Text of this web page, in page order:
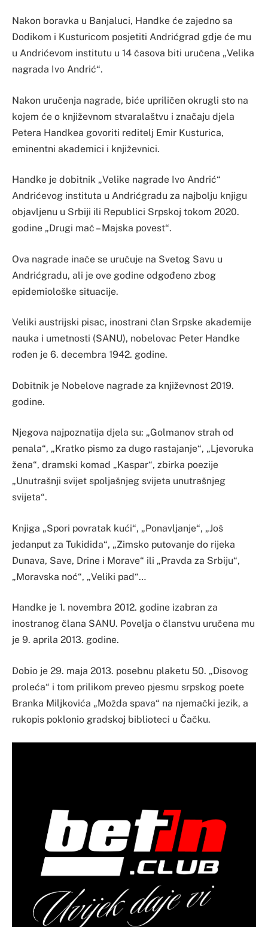
Nakon boravka u Banjaluci, Handke će zajedno sa
Dodikom i Kusturicom posjetiti Andrićgrad gdje će mu
u Andrićevom institutu u 14 časova biti uručena „Velika
nagrada Ivo Andrić“.
Nakon uručenja nagrade, biće upriličen okrugli sto na
kojem će o književnom stvaralaštvu i značaju djela
Petera Handkea govoriti reditelj Emir Kusturica,
eminentni akademici i književnici.
Handke je dobitnik „Velike nagrade Ivo Andrić“
Andrićevog instituta u Andrićgradu za najbolju knjigu
objavljenu u Srbiji ili Republici Srpskoj tokom 2020.
godine „Drugi mač – Majska povest“.
Ova nagrade inače se uručuje na Svetog Savu u
Andrićgradu, ali je ove godine odgođeno zbog
epidemiološke situacije.
Veliki austrijski pisac, inostrani član Srpske akademije
nauka i umetnosti (SANU), nobelovac Peter Handke
rođen je 6. decembra 1942. godine.
Dobitnik je Nobelove nagrade za književnost 2019.
godine.
Njegova najpoznatija djela su: „Golmanov strah od
penala“, „Kratko pismo za dugo rastajanje“, „Ljevoruka
žena“, dramski komad „Kaspar“, zbirka poezije
„Unutrašnji svijet spoljašnjeg svijeta unutrašnjeg
svijeta“.
Knjiga „Spori povratak kući“, „Ponavljanje“, „Još
jedanput za Tukidida“, „Zimsko putovanje do rijeka
Dunava, Save, Drine i Morave“ ili „Pravda za Srbiju“,
„Moravska noć“, „Veliki pad“…
Handke je 1. novembra 2012. godine izabran za
inostranog člana SANU. Povelja o članstvu uručena mu
je 9. aprila 2013. godine.
Dobio je 29. maja 2013. posebnu plaketu 50. „Disovog
proleća“ i tom prilikom preveo pjesmu srpskog poete
Branka Miljkovića „Možda spava“ na njemački jezik, a
rukopis poklonio gradskoj biblioteci u Čačku.